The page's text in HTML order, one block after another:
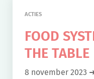
ACTIES
FOOD
THE TABLE
8 november 2023